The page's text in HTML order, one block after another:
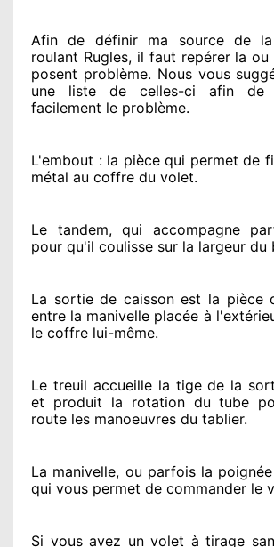
Afin de définir ma sourcede la
roulant Rugles, il faut repérerla ou
posent problème. Nous vous
une liste de celles-ci afin de
facilement le problème.
L'embout : la pièce qui permet de
métal au coffre du volet.
Le tandem, qui accompagne
pour qu'il coulisse sur la largeur du
La sortie de caisson est la pièce
entre la manivelle placée à
le coffre lui-même.
Le treuil accueille la tige de la
et produit la rotation du tube
route les manoeuvres du tablier.
La manivelle, ou parfois la
qui vous permet de commander le
Si vous avez un volet à tirage